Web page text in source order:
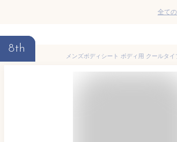
全て
8th
メンズボディシート ボディ用 クールタ